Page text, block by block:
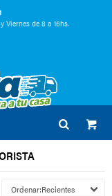
Viernes de 8 a 16hs.
Recientes